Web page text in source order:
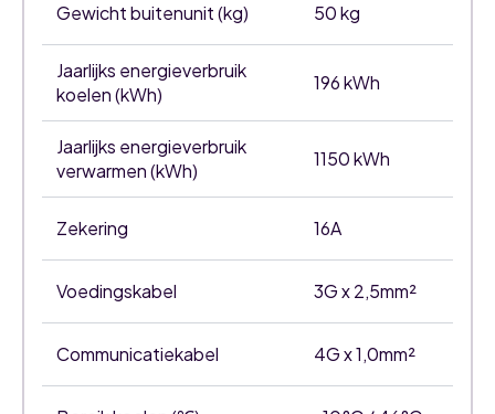
Gewicht buitenunit (kg) 50 kg
Jaarlijks energieverbruik
koelen (kWh)
196 kWh
Jaarlijks energieverbruik
verwarmen (kWh)
1150 kWh
Zekering 16A
Voedingskabel 3G x 2,5mm²
Communicatiekabel 4G x 1,0mm²